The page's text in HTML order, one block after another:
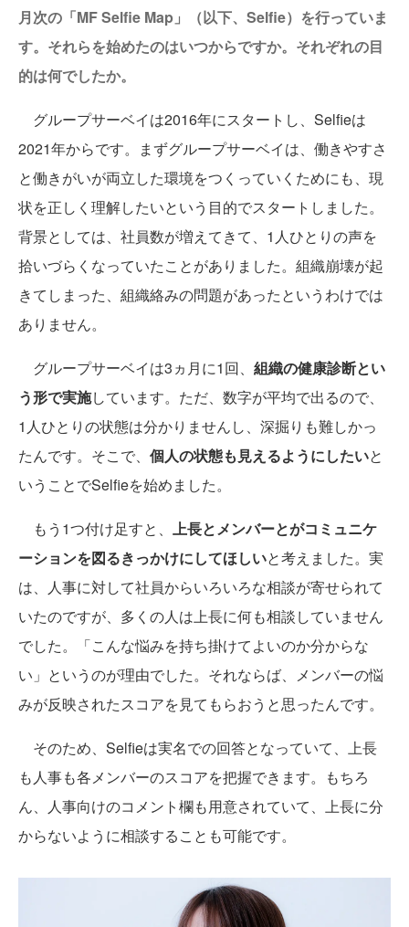
月次の「MF Selfie Map」（以下、Selfie）を行っていま
す。それらを始めたのはいつからですか。それぞれの目
的は何でしたか。
グループサーベイは2016年にスタートし、Selfieは
2021年からです。まずグループサーベイは、働きやすさ
と働きがいが両立した環境をつくっていくためにも、現
状を正しく理解したいという目的でスタートしました。
背景としては、社員数が増えてきて、1人ひとりの声を
拾いづらくなっていたことがありました。組織崩壊が起
きてしまった、組織絡みの問題があったというわけでは
ありません。
グループサーベイは3ヵ月に1回、 組織の健康診断とい
う形で実施しています。ただ、数字が平均で出るので、
1人ひとりの状態は分かりませんし、深掘りも難しかっ
たんです。そこで、 個人の状態も見えるようにしたいと
いうことでSelfieを始めました。
もう1つ付け足すと、 上長とメンバーとがコミュニケ
ーションを図るきっかけにしてほしいと考えました。実
は、人事に対して社員からいろいろな相談が寄せられて
いたのですが、多くの人は上長に何も相談していません
でした。「こんな悩みを持ち掛けてよいのか分からな
い」というのが理由でした。それならば、メンバーの悩
みが反映されたスコアを見てもらおうと思ったんです。
そのため、Selfieは実名での回答となっていて、上長
も人事も各メンバーのスコアを把握できます。もちろ
ん、人事向けのコメント欄も用意されていて、上長に分
からないように相談することも可能です。